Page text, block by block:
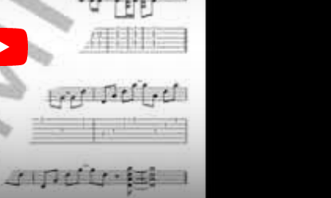
夢見た姿へ【ギターTAB / アコギ3パートセット】 - 春日一番（CV.中